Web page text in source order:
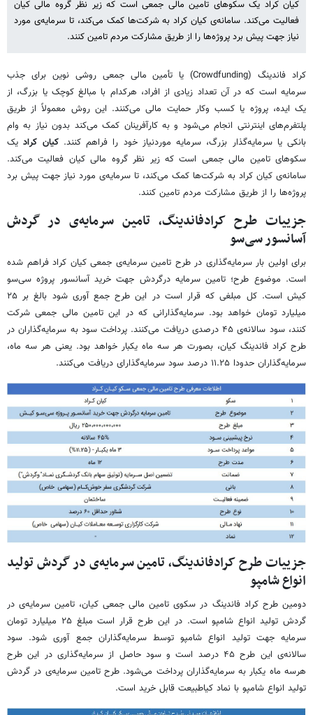
کیان کراد یک سکوهای تامین مالی جمعی است که زیر نظر گروه مالی کیان
فعالیت می‌کند. سامانه‌ی کیان کراد به شرکت‌ها کمک می‌کند، تا سرمایه‌ی مورد
نیاز جهت پیش برد پروژه‌ها را از طریق مشارکت مردم تامین کنند.
کراد فاندینگ (Crowdfunding) یا تأمین مالی جمعی روشی نوین برای جذب
سرمایه است که در آن تعداد زیادی از افراد، هرکدام با مبالغ کوچک یا بزرگ، از
یک ایده، پروژه یا کسب ‌وکار حمایت مالی می‌کنند. این روش معمولاً از طریق
پلتفرم‌های اینترنتی انجام می‌شود و به کارآفرینان کمک می‌کند بدون نیاز به وام
بانکی یا سرمایه‌گذار بزرگ، سرمایه موردنیاز خود را فراهم کنند.کیان کرادیک
سکوهای تامین مالی جمعی است که زیر نظر گروه مالی کیان فعالیت می‌کند.
سامانه‌ی کیان کراد به شرکت‌ها کمک می‌کند، تا سرمایه‌ی مورد نیاز جهت پیش برد
پروژه‌ها را از طریق مشارکت مردم تامین کنند.
جزییات طرح کرادفاندینگ، تامین سرمایه‌ی در گردش
آسانسور سی‌سو
برای اولین بار سرمایه‌گذاری در طرح تامین سرمایه‌ی جمعی کیان کراد فراهم شده
است. موضوع طرح؛ تامین سرمایه درگردش جهت خرید آسانسور پروژه سی‌سو
کیش است. کل مبلغی که قرار است در این طرح جمع آوری شود بالغ بر ۲۵
میلیارد تومان خواهد بود. سرمایه‌گذارانی که در این تامین مالی جمعی شرکت
کنند، سود سالانه‌ی ۴۵ درصدی دریافت می‌کنند. پرداخت سود به سرمایه‌گذاران در
طرح کراد فاندینگ کیان، بصورت هر سه ماه یکبار خواهد بود. یعنی هر سه ماه،
سرمایه‌گذاران حدودا ۱۱.۲۵ درصد سود سرمایه‌گذارای دریافت می‌کنند.
جزییات طرح کرادفاندینگ، تامین سرمایه‌ی در گردش تولید
انواع شامپو
دومین طرح کراد فاندینگ در سکوی تامین مالی جمعی کیان، تامین سرمایه‌ی در
گردش تولید انواع شامپو است. در این طرح قرار است مبلغ ۲۵ میلیارد تومان
سرمایه جهت تولید انواع شامپو توسط سرمایه‌گذاران جمع آوری شود. سود
سالانه‌ی این طرح ۴۵ درصد است و سود حاصل از سرمایه‌گذاری در این طرح
هرسه ماه یکبار به سرمایه‌گذاران پرداخت می‌شود. طرح تامین سرمایه‌ی در گردش
تولید انواع شامپو با نماد کیاطبیعت قابل خرید است.